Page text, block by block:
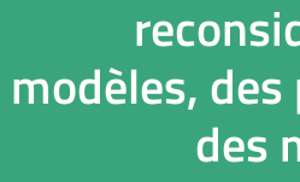
modèles,
des